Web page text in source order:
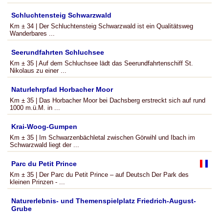
Schluchtensteig Schwarzwald
Km ± 34 | Der Schluchtensteig Schwarzwald ist ein Qualitätsweg
Wanderbares ...
Seerundfahrten Schluchsee
Km ± 35 | Auf dem Schluchsee lädt das Seerundfahrtenschiff St.
Nikolaus zu einer ...
Naturlehrpfad Horbacher Moor
Km ± 35 | Das Horbacher Moor bei Dachsberg erstreckt sich auf rund
1000 m.ü.M. in ...
Krai-Woog-Gumpen
Km ± 35 | Im Schwarzenbächletal zwischen Görwihl und Ibach im
Schwarzwald liegt der ...
Parc du Petit Prince
Km ± 35 | Der Parc du Petit Prince – auf Deutsch Der Park des
kleinen Prinzen - ...
Naturerlebnis- und Themenspielplatz Friedrich-August-
Grube